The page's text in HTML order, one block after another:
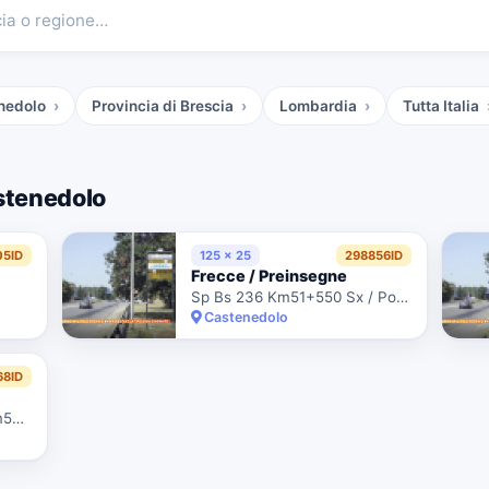
o regione…
Provincia di Brescia Lombardia Tutta Italia
125 x 25 298856ID
Frecce / Preinsegne
Sp Bs 236 Km51+550 Sx / Pos.268
Castenedolo
Via Brescia / Sp Bs 236 Km54+450 Sx / Altezza Civ.37 - Pos.282